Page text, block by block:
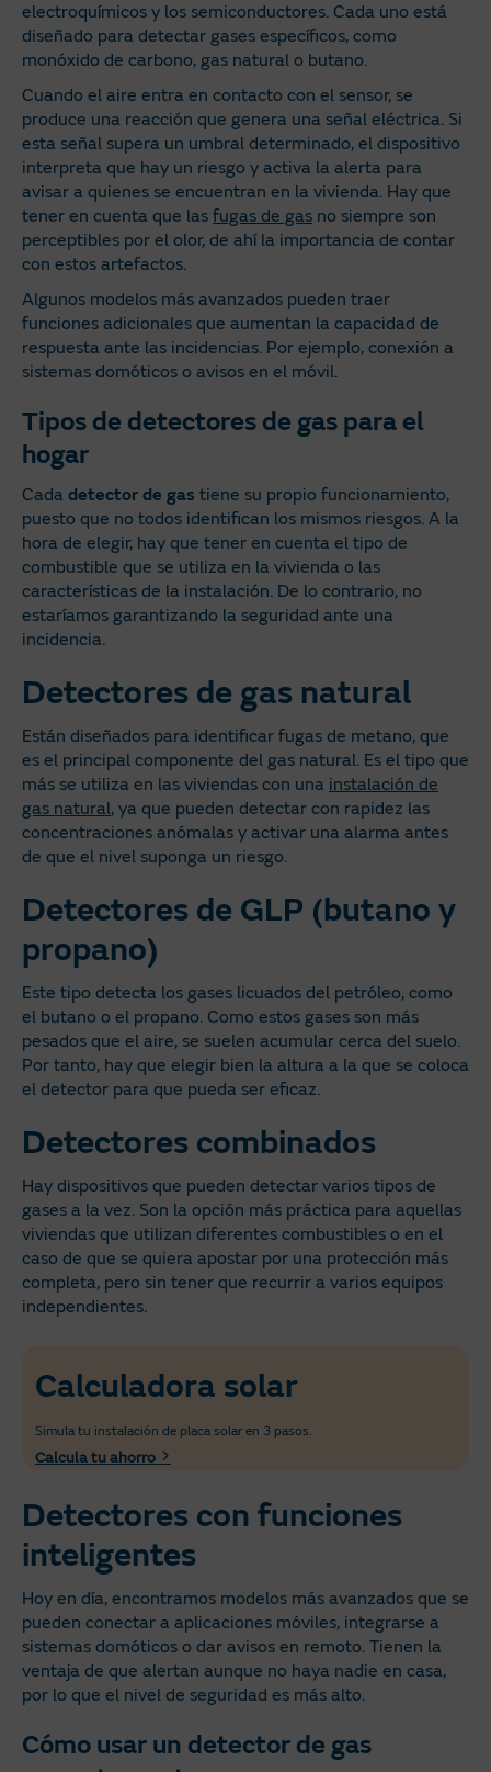
electroquímicos y los semiconductores. Cada uno está
diseñado para detectar gases específicos, como
monóxido de carbono, gas natural o butano.
Cuando el aire entra en contacto con el sensor, se
produce una reacción que genera una señal eléctrica. Si
esta señal supera un umbral determinado, el dispositivo
interpreta que hay un riesgo y activa la alerta para
avisar a quienes se encuentran en la vivienda. Hay que
tener en cuenta que las fugas de gas no siempre son
perceptibles por el olor, de ahí la importancia de contar
con estos artefactos.
Algunos modelos más avanzados pueden traer
funciones adicionales que aumentan la capacidad de
respuesta ante las incidencias. Por ejemplo, conexión a
sistemas domóticos o avisos en el móvil.
Tipos de detectores de gas para el
hogar
Cada detector de gas tiene su propio funcionamiento,
puesto que no todos identifican los mismos riesgos. A la
hora de elegir, hay que tener en cuenta el tipo de
combustible que se utiliza en la vivienda o las
características de la instalación. De lo contrario, no
estaríamos garantizando la seguridad ante una
incidencia.
Detectores de gas natural
Están diseñados para identificar fugas de metano, que
es el principal componente del gas natural. Es el tipo que
más se utiliza en las viviendas con una instalación de
gas natural, ya que pueden detectar con rapidez las
concentraciones anómalas y activar una alarma antes
de que el nivel suponga un riesgo.
Detectores de GLP (butano y
propano)
Este tipo detecta los gases licuados del petróleo, como
el butano o el propano. Como estos gases son más
pesados que el aire, se suelen acumular cerca del suelo.
Por tanto, hay que elegir bien la altura a la que se coloca
el detector para que pueda ser eficaz.
Detectores combinados
Hay dispositivos que pueden detectar varios tipos de
gases a la vez. Son la opción más práctica para aquellas
viviendas que utilizan diferentes combustibles o en el
caso de que se quiera apostar por una protección más
completa, pero sin tener que recurrir a varios equipos
independientes.
Calculadora solar
Simula tu instalación de placa solar en 3 pasos.
Calcula tu ahorro
Detectores con funciones
inteligentes
Hoy en día, encontramos modelos más avanzados que se
pueden conectar a aplicaciones móviles, integrarse a
sistemas domóticos o dar avisos en remoto. Tienen la
ventaja de que alertan aunque no haya nadie en casa,
por lo que el nivel de seguridad es más alto.
Cómo usar un detector de gas